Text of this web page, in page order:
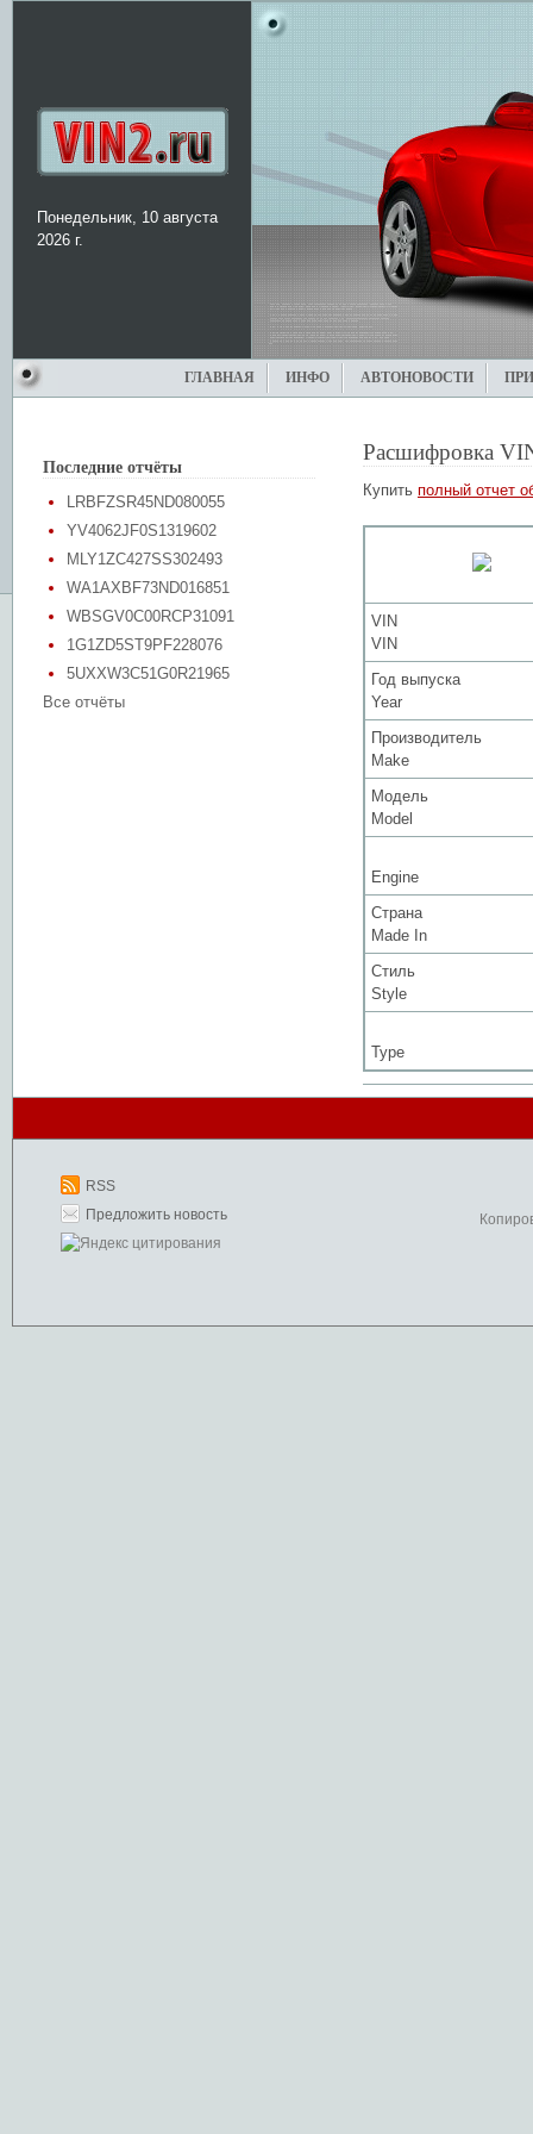
Понедельник, 10 августа
2026 г.
ГЛАВНАЯ ИНФО АВТОНОВОСТИ
Последние отчёты
LRBFZSR45ND080055
YV4062JF0S1319602
MLY1ZC427SS302493
WA1AXBF73ND016851
WBSGV0C00RCP31091
1G1ZD5ST9PF228076
5UXXW3C51G0R21965
Все отчёты
Расшифровка
Купить полный отчет
VIN
VIN
Год выпуска
Year
Производитель
Make
Модель
Model
Engine
Страна
Made In
Стиль
Style
Type
RSS
Предложить новость